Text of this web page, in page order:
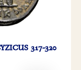
317-320